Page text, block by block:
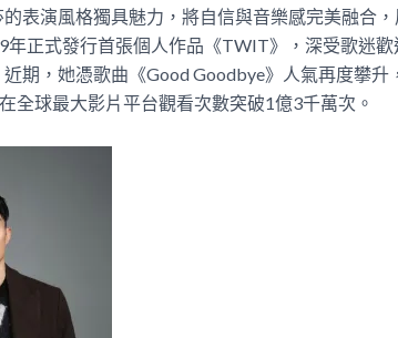
表演風格獨具魅力，將自信與音樂感完美融合
年正式發行首張個人作品《TWIT》，深受歌迷
期，她憑歌曲《Good Goodbye》人氣再度攀升
全球最大影片平台觀看次數突破1億3千萬次。